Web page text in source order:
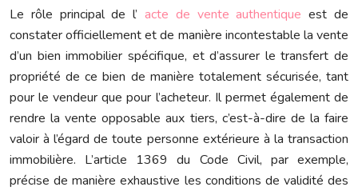
Le rôle principal de l’ acte de vente authentiqueest de
constater officiellement et de manière incontestable la vente
d’un bien immobilier spécifique, et d’assurer le transfert de
propriété de ce bien de manière totalement sécurisée, tant
pour le vendeur que pour l’acheteur. Il permet également de
rendre la vente opposable aux tiers, c’est-à-dire de la faire
valoir à l’égard de toute personne extérieure à la transaction
immobilière. L’article 1369 du Code Civil, par exemple,
précise de manière exhaustive les conditions de validité des